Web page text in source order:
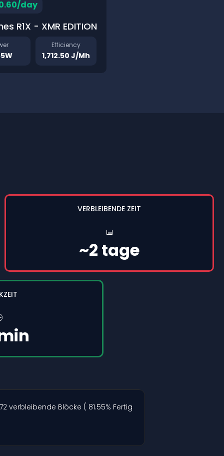
day
R1X - XMR EDITION
Efficiency
1,712.50 J/Mh
VERBLEIBENDE ZEIT
📅
~2 tage
verbleibende Blöcke ( 81.55% Fertig